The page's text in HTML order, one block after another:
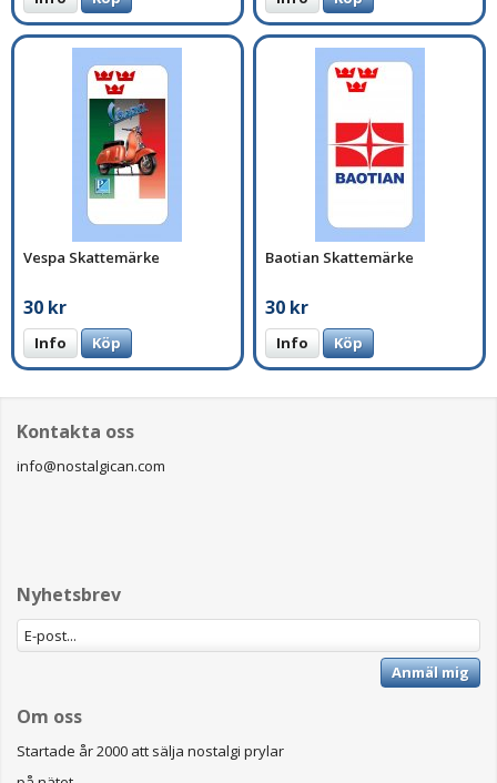
Vespa Skattemärke
30 kr
Info Köp
Baotian Skattemärke
30 kr
Info Köp
Kontakta oss
info@nostalgican.com
Nyhetsbrev
Anmäl mig
Om oss
Startade år 2000 att sälja nostalgi prylar